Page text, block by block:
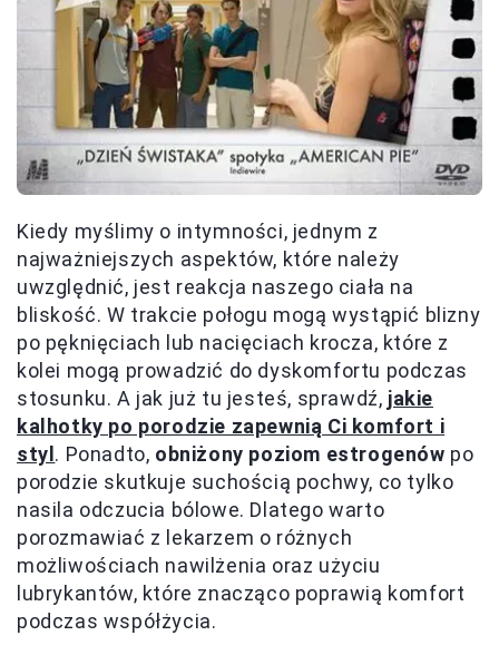
Kiedy myślimy o intymności, jednym z
najważniejszych aspektów, które należy
uwzględnić, jest reakcja naszego ciała na
bliskość. W trakcie połogu mogą wystąpić blizny
po pęknięciach lub nacięciach krocza, które z
kolei mogą prowadzić do dyskomfortu podczas
stosunku. A jak już tu jesteś, sprawdź, jakie
kalhotky po porodzie zapewnią Ci komfort i
styl . Ponadto, obniżony poziom estrogenów po
porodzie skutkuje suchością pochwy, co tylko
nasila odczucia bólowe. Dlatego warto
porozmawiać z lekarzem o różnych
możliwościach nawilżenia oraz użyciu
lubrykantów, które znacząco poprawią komfort
podczas współżycia.